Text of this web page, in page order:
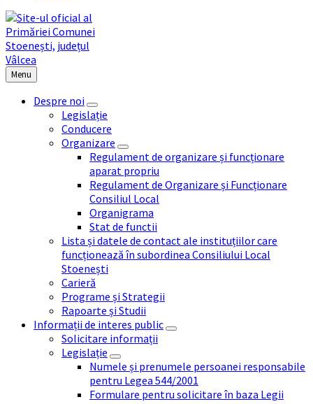
Menu
Despre noi
Legislație
Conducere
Organizare
Regulament de organizare și funcționare
aparat propriu
Regulament de Organizare și Funcționare
Consiliul Local
Organigrama
Stat de functii
Lista și datele de contact ale instituțiilor care
funcționează în subordinea Consiliului Local
Stoenești
Carieră
Programe și Strategii
Rapoarte și Studii
Informații de interes public
Solicitare informații
Legislație
Numele și prenumele persoanei responsabile
pentru Legea 544/2001
Formulare pentru solicitare în baza Legii